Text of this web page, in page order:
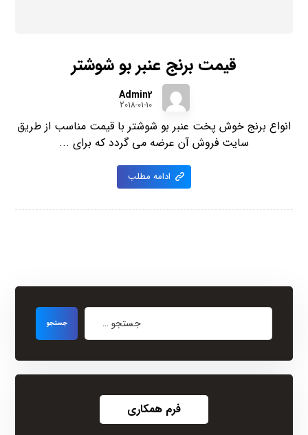
قیمت برنج عنبر بو شوشتر
Admin2
2018-01-10
انواع برنج خوش پخت عنبر بو شوشتر با قیمت مناسب از طریق
سایت فروش آن عرضه می گردد که برای ...
ادامه مطلب
فرم همکاری